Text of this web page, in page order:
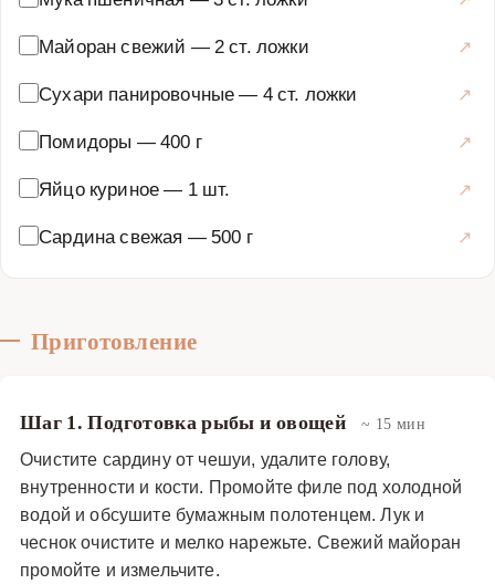
котлетами, используя свежие или консервированные
помидоры. Подавайте котлеты горячими, политыми
свежими овощами. Это блюдо оценят даже те, кто
обычно не любит рыбу, ведь котлеты получаются
нежными, сочными и ароматными. Кроме того, они
являются отличным вариантом для детского питания,
усваиваются. Не бойтесь экспериментировать с
из сардины — это быстрый, экономичный и вкусный
Основные блюда·Рыбные блюда·Рыбные котлеты
Майоран свежий — 2 ст. ложки
Сухари панировочные— 4 ст. ложки
Помидоры —400 г
Яйцо куриное— 1 шт.
Сардина свежая — 500 г
Приготовление
Шаг 1. Подготовка рыбы и овощей ~ 15 мин
Очистите сардину от чешуи, удалите голову,
внутренности и кости. Промойте филе под холодной
водой и обсушите бумажным полотенцем. Лук и
чеснок очистите и мелко нарежьте. Свежий майоран
промойте и измельчите.